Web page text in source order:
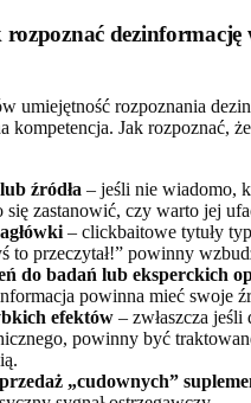
dezinformację
umiejętność rozpoznania
kompetencja. Jak rozpoznać,
źródła – jeśli nie wiadomo,
się zastanowić, czy warto jej
– clickbaitowe tytuły
to przeczytał!” powinny
do badań lub eksperckich
powinna mieć swoje
efektów – zwłaszcza jeśli
powinny być
„cudownych”